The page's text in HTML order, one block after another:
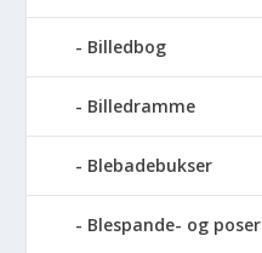
Billedbog
Billedramme
Blebadebukser
Blespande- og poser